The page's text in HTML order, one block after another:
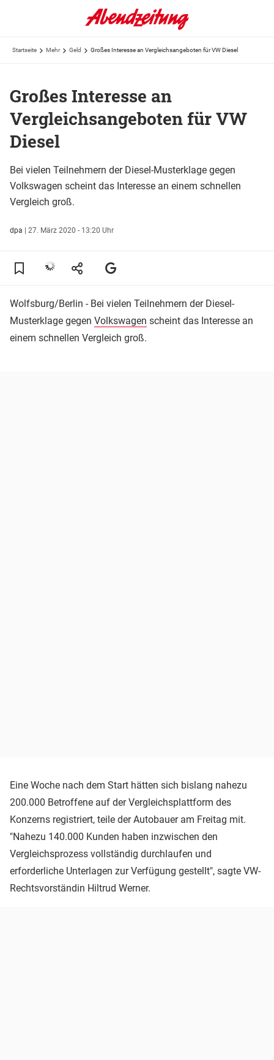
Startseite Mehr Geld Großes Interesse an Vergleichsangeboten für VW Diesel
Großes Interesse an
Vergleichsangeboten für VW
Diesel
Bei vielen Teilnehmern der Diesel-Musterklage gegen
Volkswagen scheint das Interesse an einem schnellen
Vergleich groß.
dpa | 27. März 2020 - 13:20 Uhr
Wolfsburg/Berlin - Bei vielen Teilnehmern der Diesel-
Musterklage gegen Volkswagen scheint das Interesse an
einem schnellen Vergleich groß.
Eine Woche nach dem Start hätten sich bislang nahezu
200.000 Betroffene auf der Vergleichsplattform des
Konzerns registriert, teile der Autobauer am Freitag mit.
"Nahezu 140.000 Kunden haben inzwischen den
Vergleichsprozess vollständig durchlaufen und
erforderliche Unterlagen zur Verfügung gestellt", sagte VW-
Rechtsvorständin Hiltrud Werner.